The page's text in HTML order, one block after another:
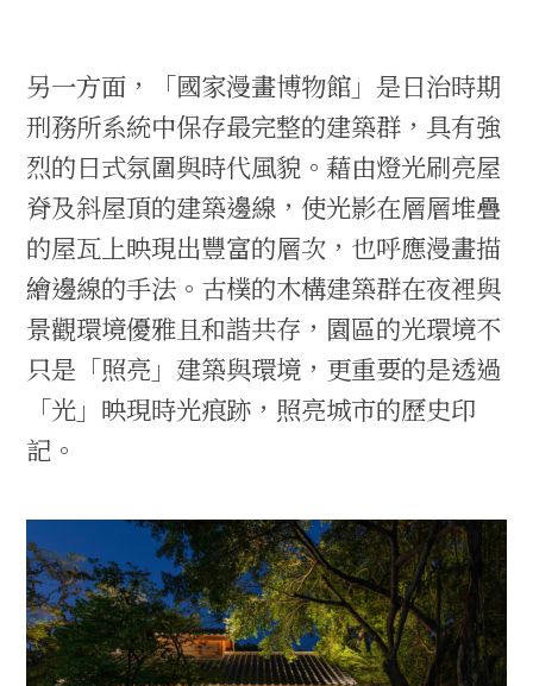
另一方面，「國家漫畫博物館」是日治時期
刑務所系統中保存最完整的建築群，具有強
烈的日式氛圍與時代風貌。藉由燈光刷亮屋
脊及斜屋頂的建築邊線，使光影在層層堆疊
的屋瓦上映現出豐富的層次，也呼應漫畫描
繪邊線的手法。古樸的木構建築群在夜裡與
景觀環境優雅且和諧共存，園區的光環境不
只是「照亮」建築與環境，更重要的是透過
「光」映現時光痕跡，照亮城市的歷史印
記。